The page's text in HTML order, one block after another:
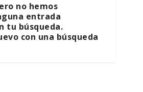
no hemos
entrada
tu búsqueda.
con una búsqueda